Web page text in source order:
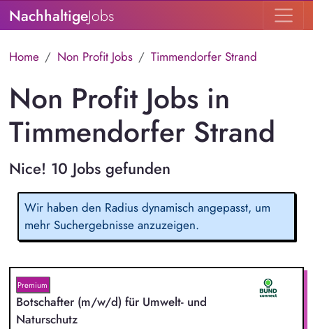
NachhaltigeJobs
Home Non Profit Jobs Timmendorfer Strand
Non Profit Jobs in
Timmendorfer Strand
Nice! 10 Jobs gefunden
Wir haben den Radius dynamisch angepasst, um
mehr Suchergebnisse anzuzeigen.
Premium
Botschafter (m/w/d) für Umwelt- und
Naturschutz